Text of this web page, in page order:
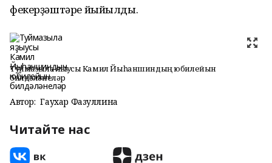
фекерҙәштәре йыйылды.
Туймазыла яҙыусы Камил Йыһаншиндың юбилейын
билдәләнеләр
Автор: Гаухар Фазуллина
Читайте нас